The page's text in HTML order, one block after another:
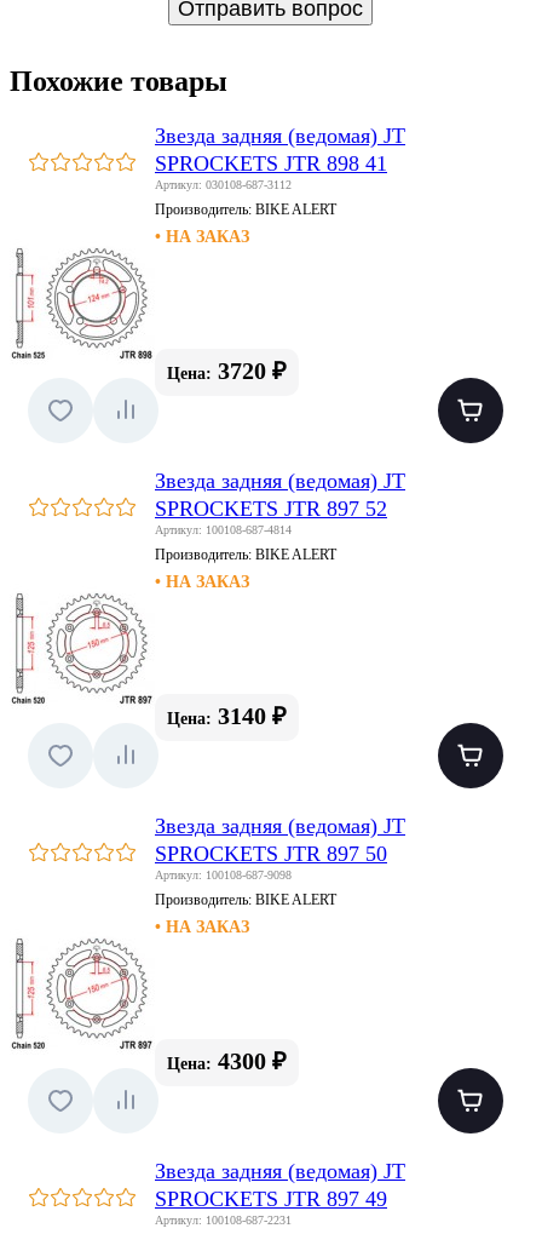
Похожие товары
Звезда задняя (ведомая) JT
SPROCKETS JTR 898 41
Артикул: 030108-687-3112
Производитель: BIKE ALERT
• НА ЗАКАЗ
Цена: 3720 ₽
Звезда задняя (ведомая) JT
SPROCKETS JTR 897 52
Артикул: 100108-687-4814
Производитель: BIKE ALERT
• НА ЗАКАЗ
Цена: 3140 ₽
Звезда задняя (ведомая) JT
SPROCKETS JTR 897 50
Артикул: 100108-687-9098
Производитель: BIKE ALERT
• НА ЗАКАЗ
Цена: 4300 ₽
Звезда задняя (ведомая) JT
SPROCKETS JTR 897 49
Артикул: 100108-687-2231